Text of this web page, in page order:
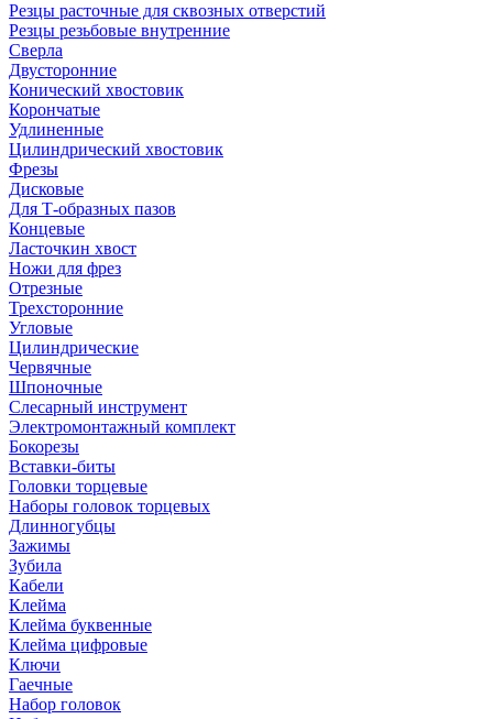
Резцы расточные для сквозных отверстий
Резцы резьбовые внутренние
Сверла
Двусторонние
Конический хвостовик
Корончатые
Удлиненные
Цилиндрический хвостовик
Фрезы
Дисковые
Для Т-образных пазов
Концевые
Ласточкин хвост
Ножи для фрез
Отрезные
Трехсторонние
Угловые
Цилиндрические
Червячные
Шпоночные
Слесарный инструмент
Электромонтажный комплект
Бокорезы
Вставки-биты
Головки торцевые
Наборы головок торцевых
Длинногубцы
Зажимы
Зубила
Кабели
Клейма
Клейма буквенные
Клейма цифровые
Ключи
Гаечные
Набор головок